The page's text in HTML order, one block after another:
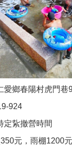
愛鄉春陽村虎門巷
924
定紥撤營時間
元，雨棚1200